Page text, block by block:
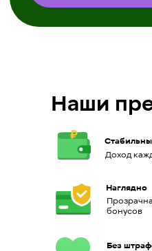
Наши
Доход
Наглядно
бонусов
Без